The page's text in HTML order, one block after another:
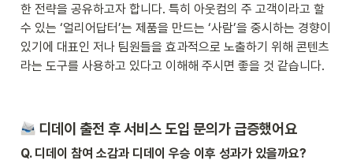
한 전략을 공유하고자 합니다. 특히 아웃컴의 주 고객이라고 할
수 있는 ‘얼리어답터’는 제품을 만드는 ‘사람’을 중시하는 경향이
있기에 대표인 저나 팀원들을 효과적으로 노출하기 위해 콘텐츠
라는 도구를 사용하고 있다고 이해해 주시면 좋을 것 같습니다.
디데이 출전 후 서비스 도입 문의가 급증했어요
Q. 디데이 참여 소감과 디데이 우승 이후 성과가 있을까요?